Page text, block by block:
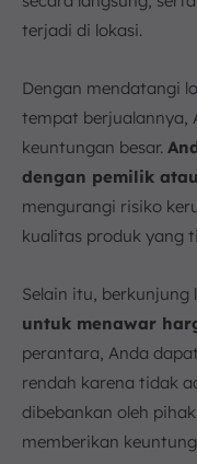
terjadi di lokasi.
Dengan mendatangi
tempat berjualannya,
keuntungan besar.
dengan pemilik
mengurangi risiko
kualitas produk yang
Selain itu, berkunjung
untuk menawar
perantara, Anda
rendah karena tidak
dibebankan oleh
memberikan